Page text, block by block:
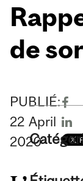
de
PUBLIÉ:
22 April
2020